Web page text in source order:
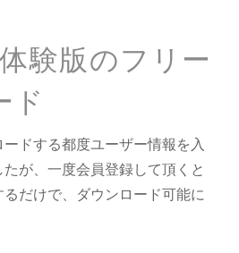
験版のフリー
ド
ドする都度ユーザー情報を入
が、一度会員登録して頂くと
だけで、ダウンロード可能に